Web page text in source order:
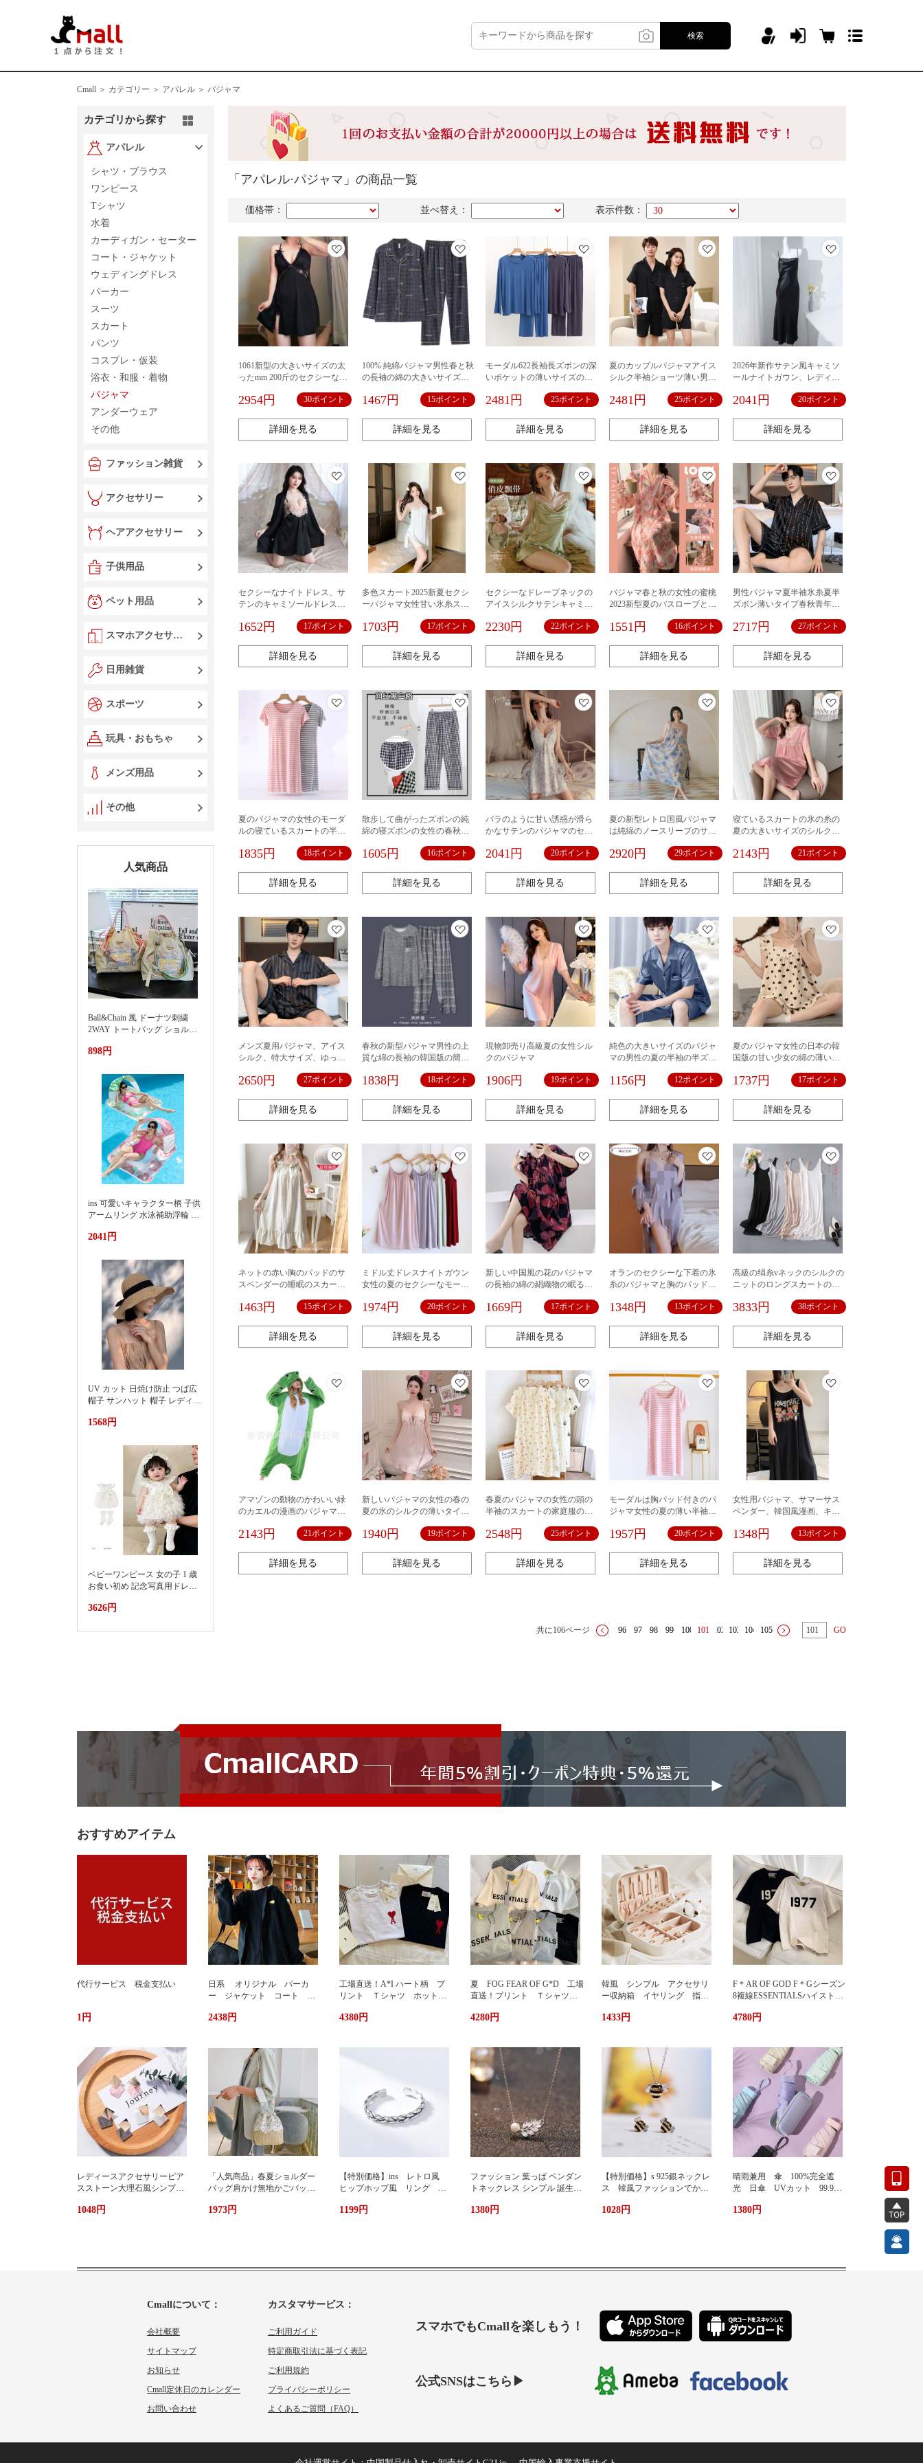
検索
Cmall ＞ カテゴリー ＞ アパレル ＞ パジャマ
カテゴリから探す
アパレル
シャツ・ブラウス
ワンピース
Tシャツ
水着
カーディガン・セーター
コート・ジャケット
ウェディングドレス
パーカー
スーツ
スカート
パンツ
コスプレ・仮装
浴衣・和服・着物
パジャマ
アンダーウェア
その他
ファッション雑貨
アクセサリー
ヘアアクセサリー
子供用品
ペット用品
スマホアクセサリー
日用雑貨
スポーツ
玩具・おもちゃ
メンズ用品
その他
人気商品
Ball&Chain 風 ドーナツ刺繍
2WAY トートバッグ ショルダ
ッグ 大容量通勤カバン夏季新
搭通勤小众大容量单肩购物袋
898円
ins 可愛いキャラクター柄 子供
アームリング 水泳補助浮輪 プ
池遮阳蓬浮床充气浮排男女水
2041円
UV カット 日焼け防止 つば広
帽子 サンハット 帽子 レディー
好看防晒显脸小沙滩海边防紫
1568円
ベビーワンピース 女の子 1 歳
お食い初め 記念写真用ドレス
周礼服裙子婴儿夏装连衣裙蛋
3626円
「アパレル·パジャマ」の商品一覧
価格帯： 並べ替え： 表示件数：
1061新型の大きいサイズの太
ったmm 200斤のセクシーなレ
のガーターの睡眠のスカート
2954円 30ポイント
詳細を見る
100% 純綿パジャマ男性春と秋
の長袖の綿の大きいサイズの
のカーディガンのスーツ
1467円 15ポイント
詳細を見る
モーダル622長袖長ズボンの深
いポケットの薄いサイズの柔
ャマの家の服
2481円 25ポイント
詳細を見る
夏のカップルパジャマアイス
シルク半袖ショーツ薄い男性
ーネット有名人ヒョウ柄ホー
2481円 25ポイント
詳細を見る
2026年新作サテン風キャミソ
ールナイトガウン、レディー
快適で高級感のあるカジュア
2041円 20ポイント
詳細を見る
セクシーなナイトドレス、サ
テンのキャミソールドレス、
的なセット、レディースレー
クナイトドレス
1652円 17ポイント
詳細を見る
多色スカート2025新夏セクシ
ーパジャマ女性甘い氷糸スト
1703円 17ポイント
詳細を見る
セクシーなドレープネックの
アイスシルクサテンキャミソ
軽やかなフライングスリーブ
ブセット卸売
2230円 22ポイント
詳細を見る
パジャマ春と秋の女性の蜜桃
2023新型夏のバスローブと浴
1551円 16ポイント
詳細を見る
男性パジャマ夏半袖氷糸夏半
ズボン薄いタイプ春秋青年ホ
性スーツ
2717円 27ポイント
詳細を見る
夏のパジャマの女性のモーダ
ルの寝ているスカートの半袖
1835円 18ポイント
詳細を見る
散歩して曲がったズボンの純
綿の寝ズボンの女性の春秋の
イズの家のズボンの古い色の
1605円 16ポイント
詳細を見る
バラのように甘い誘惑が滑ら
かなサテンのパジャマのセク
す。
2041円 20ポイント
詳細を見る
夏の新型レトロ国風パジャマ
は純綿のノースリーブのサス
2920円 29ポイント
詳細を見る
寝ているスカートの氷の糸の
夏の大きいサイズのシルクの
氷の糸の半袖の家庭服のゆっ
2143円 21ポイント
詳細を見る
メンズ夏用パジャマ、アイス
シルク、特大サイズ、ゆった
新作、夏用半袖ショートパン
2650円 27ポイント
詳細を見る
春秋の新型パジャマ男性の上
質な綿の長袖の韓国版の簡単
家庭服のスーツは外で着るこ
1838円 18ポイント
詳細を見る
現物卸売り高級夏の女性シル
クのパジャマ
1906円 19ポイント
詳細を見る
純色の大きいサイズのパジャ
マの男性の夏の半袖の半ズボ
夏の男性の部屋の服の2つのセ
1156円 12ポイント
詳細を見る
夏のパジャマ女性の日本の韓
国版の甘い少女の綿の薄いタ
なベストの半ズボンのスーツ
1737円 17ポイント
詳細を見る
ネットの赤い胸のパッドのサ
スペンダーの睡眠のスカート
い王女の風の甘い学生のinsの
1463円 15ポイント
詳細を見る
ミドル丈ドレスナイトガウン
女性の夏のセクシーなモーダ
サスペンダーホームウェアパ
1974円 20ポイント
詳細を見る
新しい中国風の花のパジャマ
の長袖の綿の絹織物の眠るス
たりした中国風の綿の絹織物
1669円 17ポイント
詳細を見る
オランのセクシーな下着の氷
糸のパジャマと胸のパッドを
す。
1348円 13ポイント
詳細を見る
高級の绢糸vネックのシルクの
ニットのロングスカートのサ
トの底のスカートの百合の寝
ロングタイプをプラスしま
3833円 38ポイント
詳細を見る
アマゾンの動物のかわいい緑
のカエルの漫画のパジャマの
対外貿易の卸売り
2143円 21ポイント
詳細を見る
新しいパジャマの女性の春の
夏の氷のシルクの薄いタイプ
ッドのサスペンダーの睡眠の
1940円 19ポイント
詳細を見る
春夏のパジャマの女性の頭の
半袖のスカートの家庭服の純
ズのスーツのカジュアルで快
2548円 25ポイント
詳細を見る
モーダルは胸パッド付きのパ
ジャマ女性の夏の薄い半袖は
ます。
1957円 20ポイント
詳細を見る
女性用パジャマ、サマーサス
ペンダー、韓国風漫画、キュ
レス、夏用薄手アウターウェ
1348円 13ポイント
詳細を見る
96 97 98 99 100 101 102 103 104 105
共に106ページ GO
おすすめアイテム
代行サービス 税金支払い
1円
日系 オリジナル パーカ
ー ジャケット コート 暖
ス ユニセックス 男女兼用
2438円
工場直送！A*I ハート柄 プ
リント Ｔシャツ ホットプ
ニセックス おしゃれ スト
4380円
夏 FOG FEAR OF G*D 工場
直送！プリント Ｔシャツ
兼用 ユニセックス おしゃ
4280円
韓風 シンプル アクセサリ
ー収納箱 イヤリング 指
ックス ジュエリーケース ジ
い 小物入れ イアリン
グ ピアス 首飾り アクセ
サリー ケース
1433円
F＊AR OF GOD F＊Gシーズン
8複線ESSENTIALSハイストリ
ツカップル半袖
4780円
レディースアクセサリーピア
スストーン大理石風シンプル
1048円
「人気商品」春夏ショルダー
バッグ肩かけ無地かごバッグ
1973円
【特別価格】ins レトロ風
ヒップホップ風 リング シ
ン 個性 s 925純銀 オーダ
1199円
ファッション 葉っぱ ペンダン
トネックレス シンプル 誕生日
レディースファッション 新作
1380円
【特別価格】s 925銀ネックレ
ス 韓風ファッションでかわ
1028円
晴雨兼用 傘 100%完全遮
光 日傘 UVカット 99.9%
み傘 遮光 遮熱 撥水 耐
1380円
Cmallについて：
会社概要
サイトマップ
お知らせ
Cmall定休日のカレンダー
お問い合わせ
カスタマサービス：
ご利用ガイド
特定商取引法に基づく表記
ご利用規約
プライバシーポリシー
よくあるご質問（FAQ）
スマホでもCmallを楽しもう！
公式SNSはこちら▶